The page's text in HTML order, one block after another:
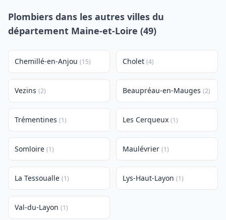
Plombiers dans les autres villes du
département Maine-et-Loire (49)
Chemillé-en-Anjou (15) Cholet (4)
Vezins (2) Beaupréau-en-Mauges (2)
Trémentines (1) Les Cerqueux (1)
Somloire (1) Maulévrier (1)
La Tessoualle (1) Lys-Haut-Layon (1)
Val-du-Layon (1)